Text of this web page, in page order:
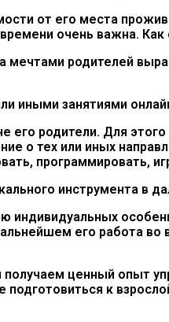
от его места
очень важна.
родителей
иными занятиями
его родители. Для
о тех или иных
программировать,
инструмента в
его работа во
ценный опыт
подготовиться к